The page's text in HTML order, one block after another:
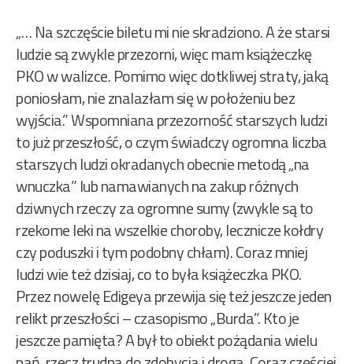
„… Na szczęście biletu mi nie skradziono. A że starsi
ludzie są zwykle przezorni, więc mam książeczkę
PKO w walizce. Pomimo więc dotkliwej straty, jaką
poniosłam, nie znalazłam się w położeniu bez
wyjścia.” Wspomniana przezorność starszych ludzi
to już przeszłość, o czym świadczy ogromna liczba
starszych ludzi okradanych obecnie metodą „na
wnuczka” lub namawianych na zakup różnych
dziwnych rzeczy za ogromne sumy (zwykle są to
rzekome leki na wszelkie choroby, lecznicze kołdry
czy poduszki i tym podobny chłam). Coraz mniej
ludzi wie też dzisiaj, co to była książeczka PKO.
Przez nowelę Edigeya przewija się też jeszcze jeden
relikt przeszłości – czasopismo „Burda”. Kto je
jeszcze pamięta? A był to obiekt pożądania wielu